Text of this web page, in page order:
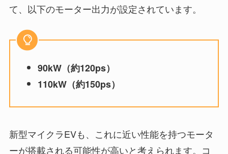
て、以下のモーター出力が設定されています。
90kW（約120ps）
110kW（約150ps）
新型マイクラEVも、これに近い性能を持つモータ
ーが搭載される可能性が高いと考えられます。コ